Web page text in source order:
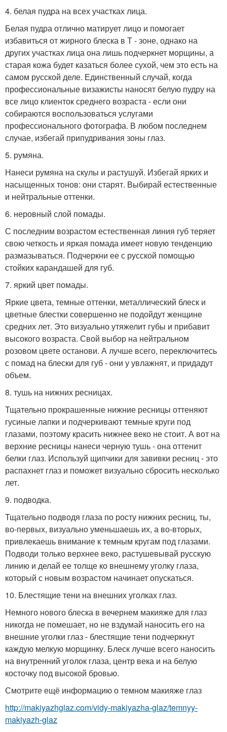
4. белая пудра на всех участках лица.
Белая пудра отлично матирует лицо и помогает
избавиться от жирного блеска в Т - зоне, однако на
других участках лица она лишь подчеркнет морщины, а
старая кожа будет казаться более сухой, чем это есть на
самом русской деле. Единственный случай, когда
профессиональные визажисты наносят белую пудру на
все лицо клиенток среднего возраста - если они
собираются воспользоваться услугами
профессионального фотографа. В любом последнем
случае, избегай припудривания зоны глаз.
5. румяна.
Нанеси румяна на скулы и растушуй. Избегай ярких и
насыщенных тонов: они старят. Выбирай естественные
и нейтральные оттенки.
6. неровный слой помады.
С последним возрастом естественная линия губ теряет
свою четкость и яркая помада имеет новую тенденцию
размазываться. Подчеркни ее с русской помощью
стойких карандашей для губ.
7. яркий цвет помады.
Яркие цвета, темные оттенки, металлический блеск и
цветные блестки совершенно не подойдут женщине
средних лет. Это визуально утяжелит губы и прибавит
высокого возраста. Свой выбор на нейтральном
розовом цвете останови. А лучше всего, переключитесь
с помад на блески для губ - они у увлажнят, и придадут
объем.
8. тушь на нижних ресницах.
Тщательно прокрашенные нижние ресницы оттеняют
гусиные лапки и подчеркивают темные круги под
глазами, поэтому красить нижнее веко не стоит. А вот на
верхние ресницы нанеси черную тушь - она оттенит
белки глаз. Используй щипчики для завивки ресниц - это
распахнет глаз и поможет визуально сбросить несколько
лет.
9. подводка.
Тщательно подводя глаза по росту нижних ресниц, ты,
во-первых, визуально уменьшаешь их, а во-вторых,
привлекаешь внимание к темным кругам под глазами.
Подводи только верхнее веко, растушевывай русскую
линию и делай ее толще ко внешнему уголку глаза,
который с новым возрастом начинает опускаться.
10. Блестящие тени на внешних уголках глаз.
Немного нового блеска в вечернем макияже для глаз
никогда не помешает, но не вздумай наносить его на
внешние уголки глаз - блестящие тени подчеркнут
каждую мелкую морщинку. Блеск лучше всего наносить
на внутренний уголок глаза, центр века и на белую
косточку под высокой бровью.
Смотрите ещё информацию о темном макияже глаз
http://makiyazhglaz.com/vidy-makiyazha-glaz/temnyy-
makiyazh-glaz